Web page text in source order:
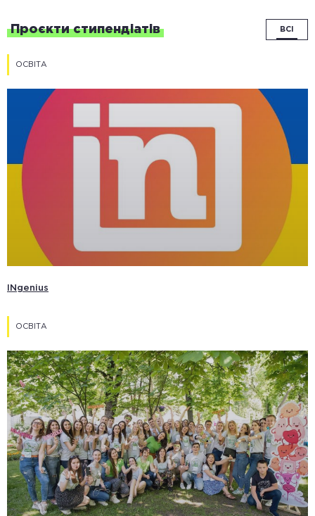
Проєкти стипендіатів ВСІ
ОСВІТА
INgenius
ОСВІТА